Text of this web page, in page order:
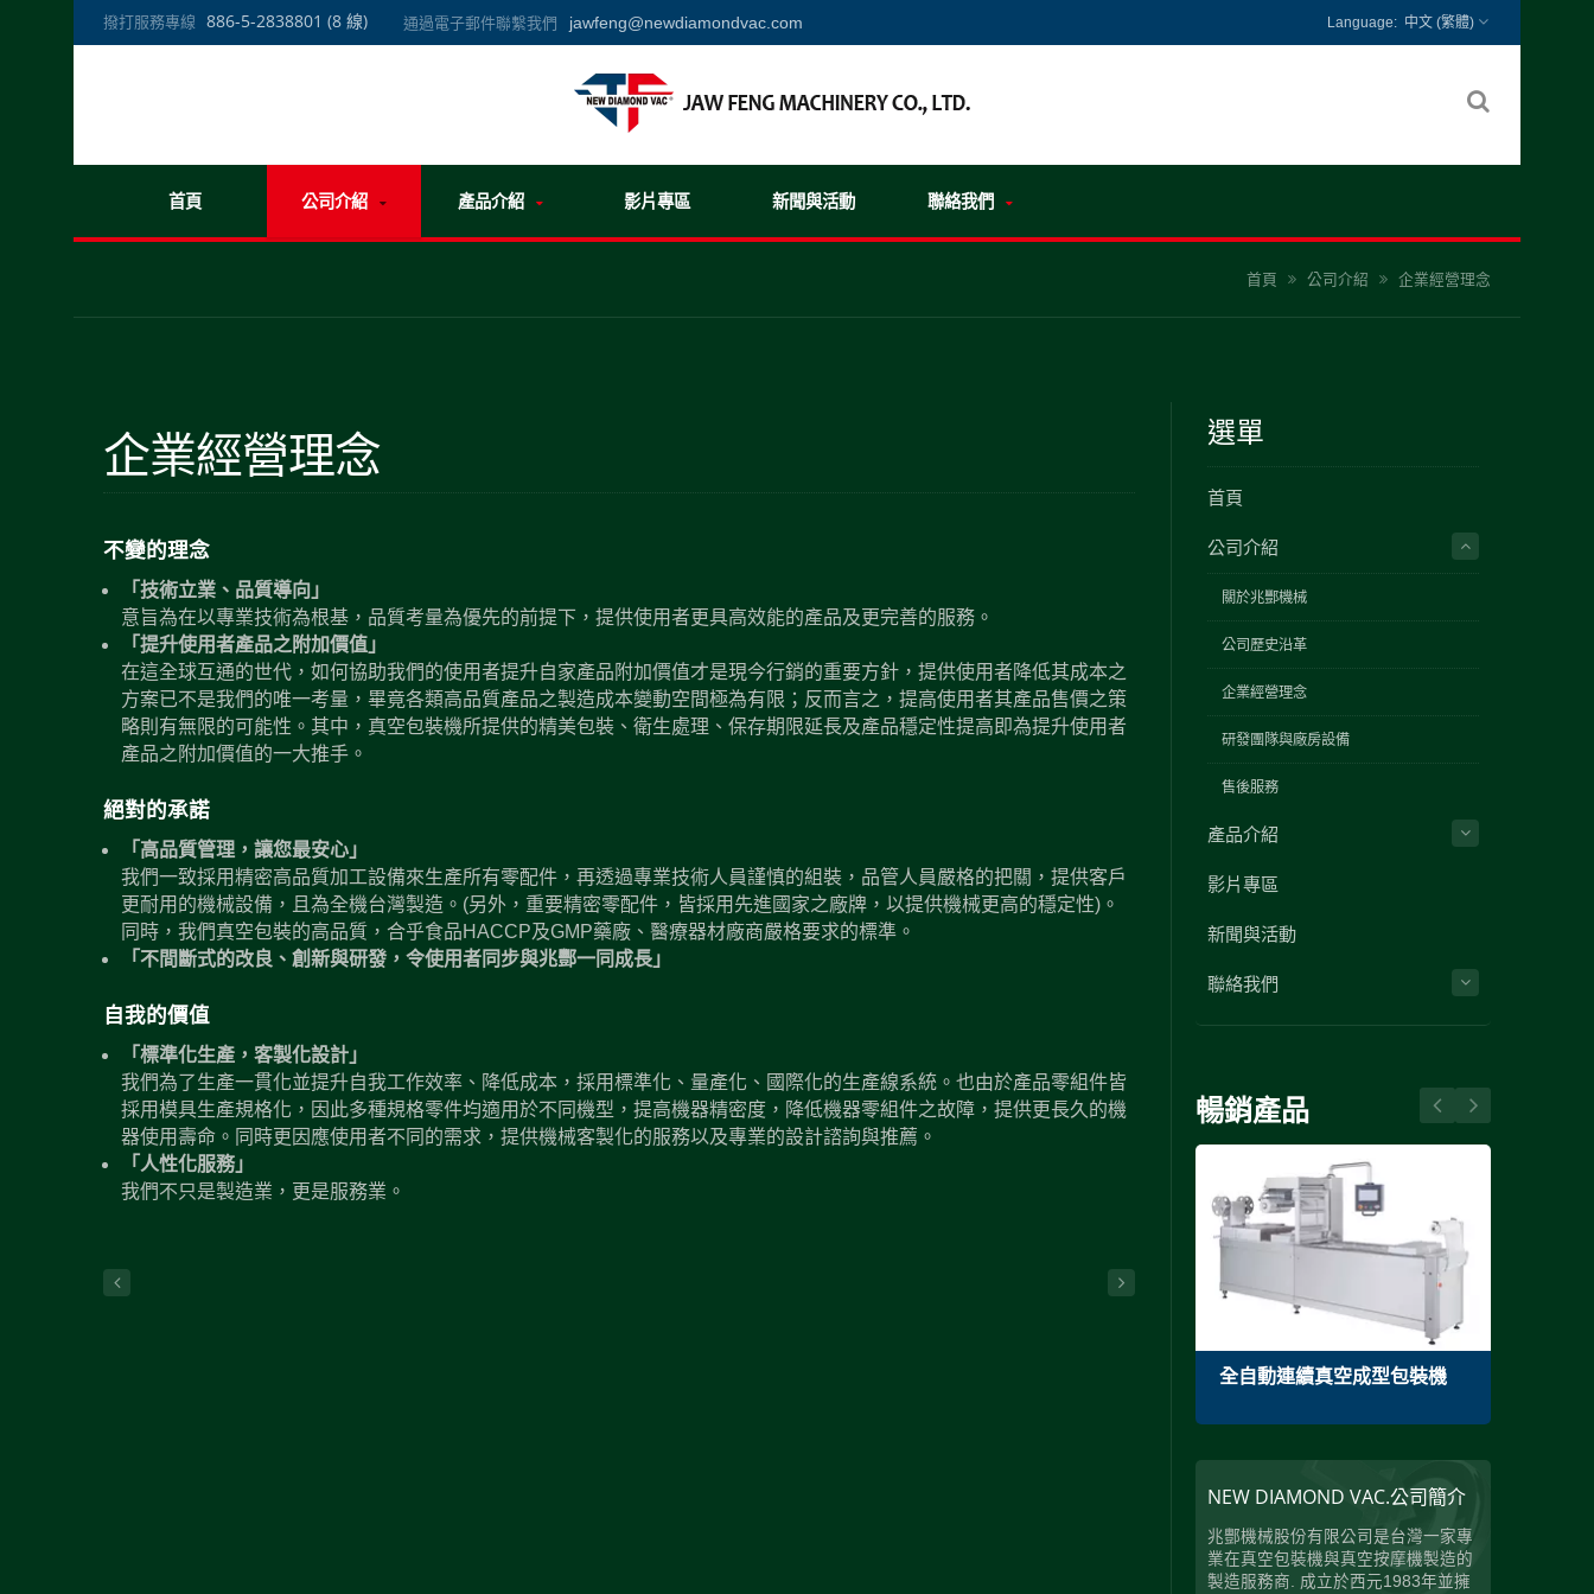
撥打服務專線 886-5-2838801 (8 線) 通過電子郵件聯繫我們 jawfeng@newdiamondvac.com 中文 (繁體)
首頁 公司介紹 產品介紹 影片專區 新聞與活動 聯絡我們
首頁 公司介紹 企業經營理念
企業經營理念
不變的理念
「技術立業、品質導向」
意旨為在以專業技術為根基，品質考量為優先的前提下，提供使用者更具高效能的產品及更完善的服務。
「提升使用者產品之附加價值」
在這全球互通的世代，如何協助我們的使用者提升自家產品附加價值才是現今行銷的重要方針，提供使用者降低其成本之
方案已不是我們的唯一考量，畢竟各類高品質產品之製造成本變動空間極為有限；反而言之，提高使用者其產品售價之策
略則有無限的可能性。其中，真空包裝機所提供的精美包裝、衛生處理、保存期限延長及產品穩定性提高即為提升使用者
產品之附加價值的一大推手。
絕對的承諾
「高品質管理，讓您最安心」
我們一致採用精密高品質加工設備來生產所有零配件，再透過專業技術人員謹慎的組裝，品管人員嚴格的把關，提供客戶
更耐用的機械設備，且為全機台灣製造。(另外，重要精密零配件，皆採用先進國家之廠牌，以提供機械更高的穩定性)。
同時，我們真空包裝的高品質，合乎食品HACCP及GMP藥廠、醫療器材廠商嚴格要求的標準。
「不間斷式的改良、創新與研發，令使用者同步與兆酆一同成長」
自我的價值
「標準化生產，客製化設計」
我們為了生產一貫化並提升自我工作效率、降低成本，採用標準化、量產化、國際化的生產線系統。也由於產品零組件皆
採用模具生產規格化，因此多種規格零件均適用於不同機型，提高機器精密度，降低機器零組件之故障，提供更長久的機
器使用壽命。同時更因應使用者不同的需求，提供機械客製化的服務以及專業的設計諮詢與推薦。
「人性化服務」
我們不只是製造業，更是服務業。
選單
首頁
公司介紹
關於兆酆機械
公司歷史沿革
企業經營理念
研發團隊與廠房設備
售後服務
產品介紹
影片專區
新聞與活動
聯絡我們
暢銷產品
全自動連續真空成型包裝機
NEW DIAMOND VAC.公司簡介
兆酆機械股份有限公司是台灣一家專
業在真空包裝機與真空按摩機製造的
製造服務商. 成立於西元1983年並擁